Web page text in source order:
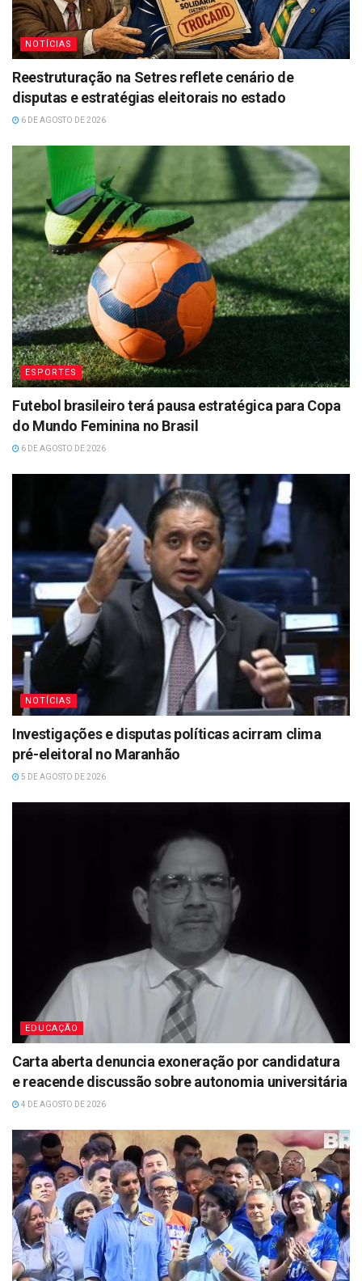
NOTÍCIAS
Reestruturação na Setres reflete cenário de
disputas e estratégias eleitorais no estado
6 DE AGOSTO DE 2026
ESPORTES
Futebol brasileiro terá pausa estratégica para Copa
do Mundo Feminina no Brasil
6 DE AGOSTO DE 2026
NOTÍCIAS
Investigações e disputas políticas acirram clima
pré-eleitoral no Maranhão
5 DE AGOSTO DE 2026
EDUCAÇÃO
Carta aberta denuncia exoneração por candidatura
e reacende discussão sobre autonomia universitária
4 DE AGOSTO DE 2026